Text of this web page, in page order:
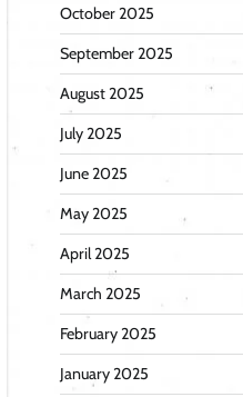
October 2025
September 2025
August 2025
July 2025
June 2025
May 2025
April 2025
March 2025
February 2025
January 2025